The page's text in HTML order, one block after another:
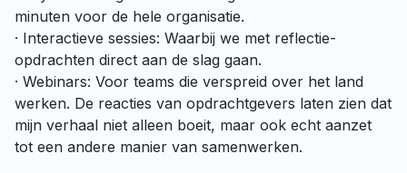
minuten voor de hele organisatie.
· Interactieve sessies: Waarbij we met reflectie-
opdrachten direct aan de slag gaan.
· Webinars: Voor teams die verspreid over het land
werken. De reacties van opdrachtgevers laten zien dat
mijn verhaal niet alleen boeit, maar ook echt aanzet
tot een andere manier van samenwerken.